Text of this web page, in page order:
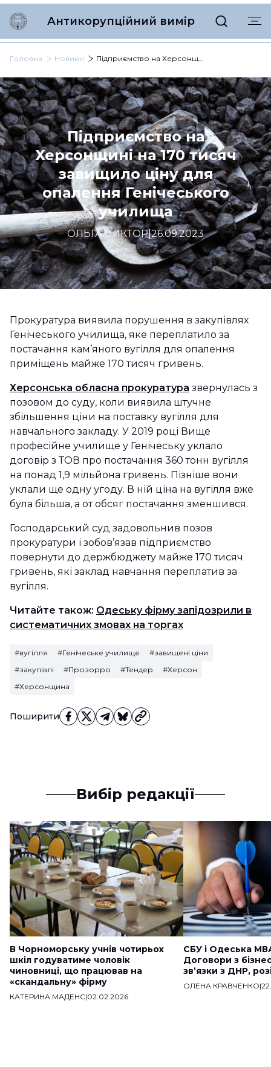
Антикорупційний вимір
Головна Новини Підприємство на Херсонщині на 170 тисяч завищило ціну для опалення Генічеського училища
Підприємство на
Херсонщині на 170 тисяч
завищило ціну для
опалення Генічеського
училища
ОЛЬГА ЦИКТОР|26.09.2023
Поширити
Прокуратура виявила порушення в закупівлях
Генічеського училища, яке переплатило за
постачання кам’яного вугілля для опалення
приміщень майже 170 тисяч гривень.
Херсонська обласна прокуратура звернулась з
позовом до суду, коли виявила штучне
збільшення ціни на поставку вугілля для
навчального закладу. У 2019 році Вище
професійне училище у Генічеську уклало
договір з ТОВ про постачання 360 тонн вугілля
на понад 1,9 мільйона гривень. Пізніше вони
уклали ще одну угоду. В ній ціна на вугілля вже
була більша, а от обсяг постачання зменшився.
Господарський суд задовольнив позов
прокуратури і зобов’язав підприємство
повернути до держбюджету майже 170 тисяч
гривень, які заклад навчання переплатив за
вугілля.
Читайте також: Одеську фірму запідозрили в
систематичних змовах на торгах
#вугілля #Генічеське училище
#завищені ціни
#закупівлі
#Прозорро #Тендер
#Херсон
#Херсонщина
Вибір редакції
В Чорноморську учнів чотирьох
шкіл годуватиме чоловік
чиновниці, що працював на
«скандальну» фірму
КАТЕРИНА МАДЕНС|02.02.2026
СБУ і Одеська
Договори з
звʼязки з ДНР,
ОЛЕНА КРАВЧЕНКО|